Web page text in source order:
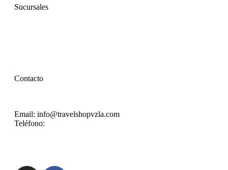
Sucursales
Contacto
Email: info@travelshopvzla.com
Teléfono: